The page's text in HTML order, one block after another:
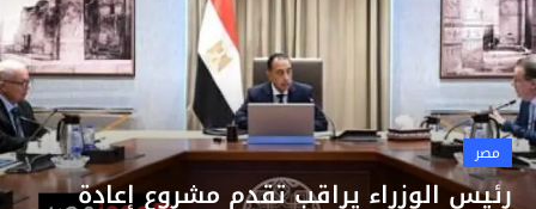
الخليج
العالم
الرياضة
اقتصاد
مصر
رئيس الوزراء يراقب تقدم مشروع إعادة